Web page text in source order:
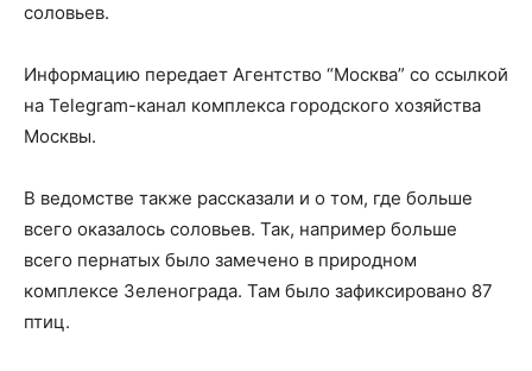
соловьев.
Информацию передает Агентство “Москва” со ссылкой
на Telegram-канал комплекса городского хозяйства
Москвы.
В ведомстве также рассказали и о том, где больше
всего оказалось соловьев. Так, например больше
всего пернатых было замечено в природном
комплексе Зеленограда. Там было зафиксировано 87
птиц.